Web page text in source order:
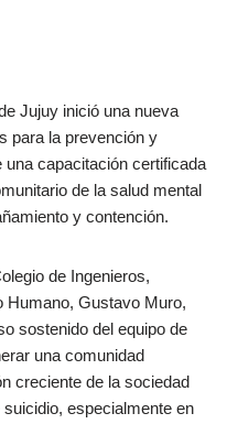
Jujuy inició una nueva
para la prevención y
capacitación certificada
de la salud mental
y contención.
de Ingenieros,
Humano, Gustavo Muro,
sostenido del equipo de
una comunidad
creciente de la sociedad
especialmente en